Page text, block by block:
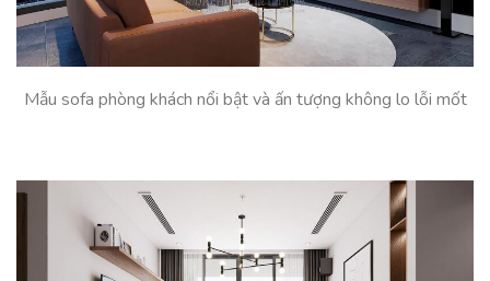
Mẫu sofa phòng khách nổi bật và ấn tượng không lo lỗi mốt